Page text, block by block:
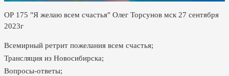
ОР 175 "Я желаю всем счастья" Олег Торсунов мск 27 сентября
2023г
Всемирный ретрит пожелания всем счастья;
Трансляция из Новосибирска;
Вопросы-ответы;